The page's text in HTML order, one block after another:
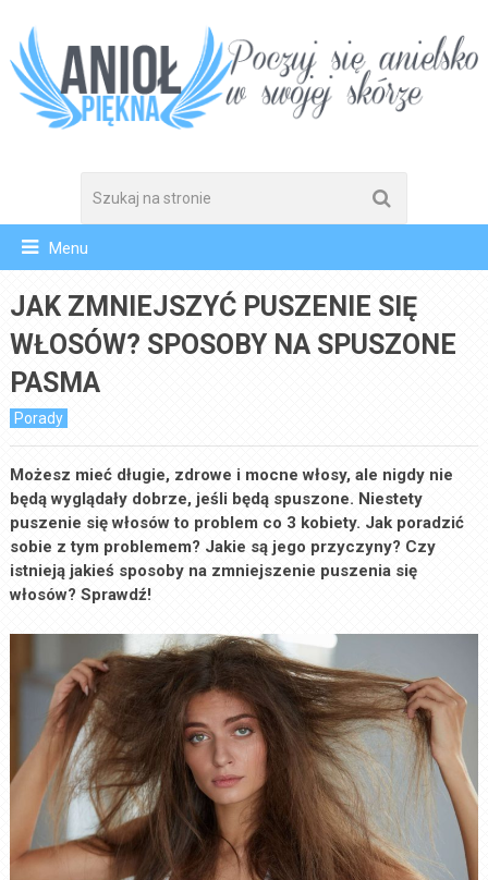
Menu
JAK ZMNIEJSZYĆ PUSZENIE SIĘ
WŁOSÓW? SPOSOBY NA SPUSZONE
PASMA
Porady
Możesz mieć długie, zdrowe i mocne włosy, ale nigdy nie
będą wyglądały dobrze, jeśli będą spuszone. Niestety
puszenie się włosów to problem co 3 kobiety. Jak poradzić
sobie z tym problemem? Jakie są jego przyczyny? Czy
istnieją jakieś sposoby na zmniejszenie puszenia się
włosów? Sprawdź!